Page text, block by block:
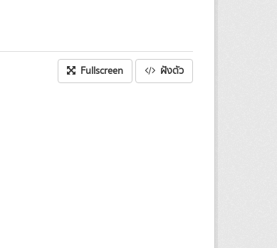
Fullscreen ฝังตัว